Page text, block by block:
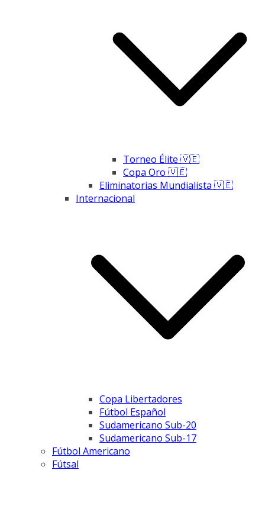
Torneo Élite 🇻🇪
Copa Oro 🇻🇪
Eliminatorias Mundialista 🇻🇪
Internacional
Copa Libertadores
Fútbol Español
Sudamericano Sub-20
Sudamericano Sub-17
Fútbol Americano
Fútsal